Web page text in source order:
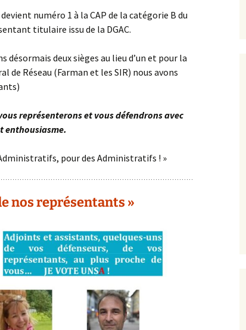
numéro 1 à la CAP de la catégorie B du
titulaire issu de la DGAC.
désormais deux sièges au lieu d’un et pour la
de Réseau (Farman et les SIR) nous avons
représenterons et vous défendrons avec
enthousiasme.
pour des Administratifs ! »
nos représentants »